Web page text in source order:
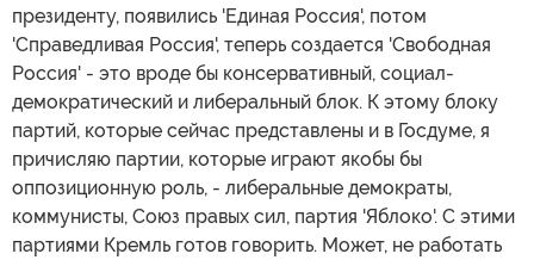
президенту, появились 'Единая Россия', потом
'Справедливая Россия', теперь создается 'Свободная
Россия' - это вроде бы консервативный, социал-
демократический и либеральный блок. К этому блоку
партий, которые сейчас представлены и в Госдуме, я
причисляю партии, которые играют якобы бы
оппозиционную роль, - либеральные демократы,
коммунисты, Союз правых сил, партия 'Яблоко'. С этими
партиями Кремль готов говорить. Может, не работать